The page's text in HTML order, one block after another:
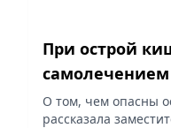
При острой
самолечением
врач
О том, чем опасны
рассказала